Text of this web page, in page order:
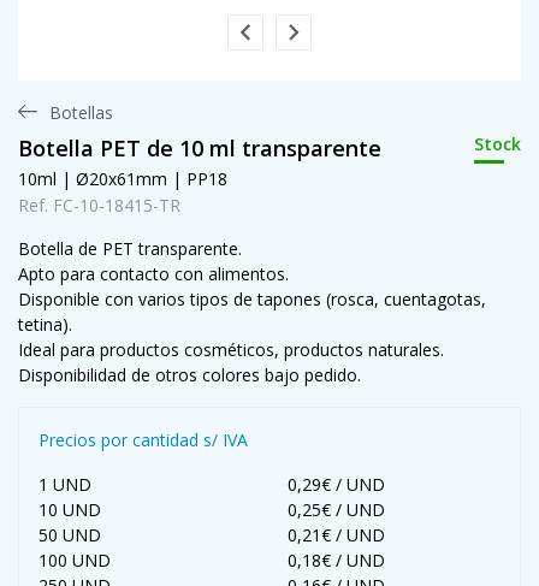
Botellas
Botella PET de 10 ml transparente
Stock
10ml | Ø20x61mm | PP18
Ref. FC-10-18415-TR
Botella de PET transparente.
Apto para contacto con alimentos.
Disponible con varios tipos de tapones (rosca, cuentagotas,
tetina).
Ideal para productos cosméticos, productos naturales.
Disponibilidad de otros colores bajo pedido.
Precios por cantidad s/ IVA
1 UND
0,29€ / UND
10 UND
0,25€ / UND
50 UND
0,21€ / UND
100 UND
0,18€ / UND